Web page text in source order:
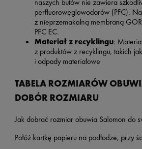
naszych butów nie zawiera
perfluorowęglowodorów (PFC).
z nieprzemakalną membraną
PFC EC.
Materiał z recyklingu:
z produktów z recyklingu, takich
i odpady materiałowe
TABELA ROZMIARÓW
DOBÓR ROZMIARU
Jak dobrać rozmiar obuwia Salomon do
Połóż kartkę papieru na podłodze, przy